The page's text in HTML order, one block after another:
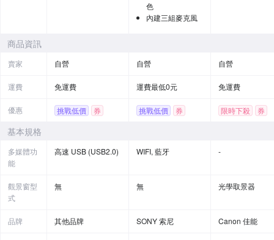
色
內建三組麥克風
商品資訊
賣家 自營 自營 自營
運費 免運費 運費最低0元 免運費
優惠 挑戰低價 券 挑戰低價 券 限時下殺
券
基本規格
多媒體功
能
高速 USB (USB2.0) WIFI, 藍牙 -
觀景窗型
式
無 無 光學取景器
品牌 其他品牌 SONY 索尼 Canon 佳能